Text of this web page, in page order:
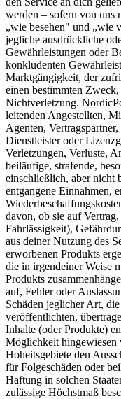
werden – sofern von uns
„wie besehen" und „wie
jegliche ausdrückliche
Gewährleistungen oder
konkludenten
Marktgängigkeit, der
einen bestimmten
Nichtverletzung.
leitenden Angestellten,
Agenten,
Dienstleister oder
Verletzungen, Verluste,
beiläufige, strafende,
einschließlich, aber nicht
entgangene Einnahmen,
davon, ob sie auf
Fahrlässigkeit),
aus deiner Nutzung des
erworbenen Produkts
die in irgendeiner Weise
Produkts
auf, Fehler oder
Schäden jeglicher Art,
veröffentlichten,
Inhalte (oder Produkte)
Möglichkeit hingewiesen
Hoheitsgebiete den
für Folgeschäden oder
Haftung in solchen
zulässige Höchstmaß